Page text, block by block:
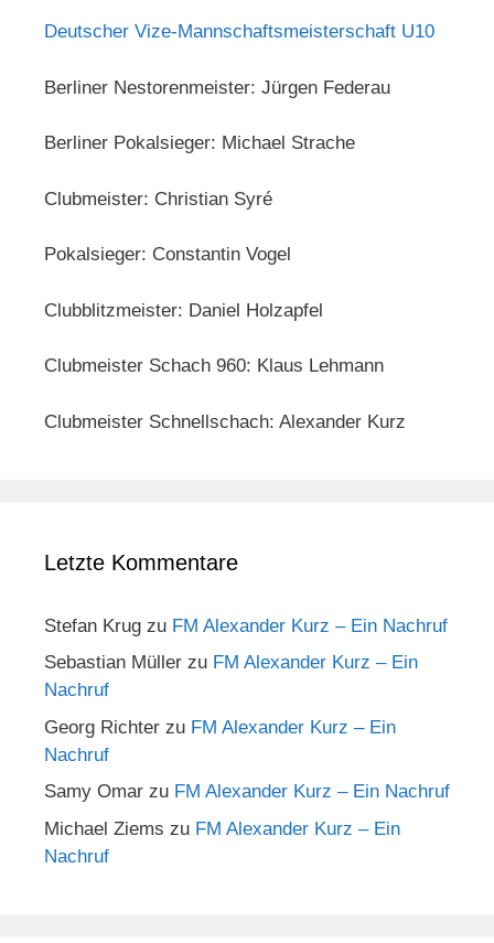
Deutscher Vize-Mannschaftsmeisterschaft U10
Berliner Nestorenmeister: Jürgen Federau
Berliner Pokalsieger: Michael Strache
Clubmeister: Christian Syré
Pokalsieger: Constantin Vogel
Clubblitzmeister: Daniel Holzapfel
Clubmeister Schach 960: Klaus Lehmann
Clubmeister Schnellschach: Alexander Kurz
Letzte Kommentare
Stefan Krug zu FM Alexander Kurz – Ein Nachruf
Sebastian Müller zu FM Alexander Kurz – Ein
Nachruf
Georg Richter zu FM Alexander Kurz – Ein
Nachruf
Samy Omar zu FM Alexander Kurz – Ein Nachruf
Michael Ziems zu FM Alexander Kurz – Ein
Nachruf